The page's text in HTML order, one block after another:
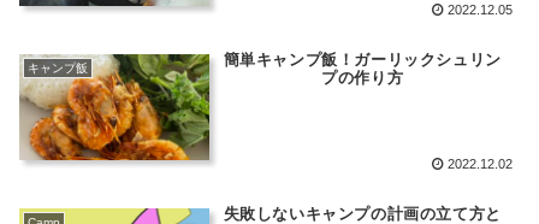
2022.12.05
キャンプ飯
簡単キャンプ飯！ガーリックシュリン
プの作り方
2022.12.02
失敗しないキャンプの計画の立て方と